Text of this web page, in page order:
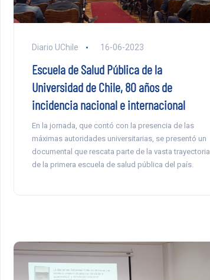
Diario UChile 16-06-2023
Escuela de Salud Pública de la
Universidad de Chile, 80 años de
incidencia nacional e internacional
En la jornada, que contó con la presencia de las
máximas autoridades universitarias, se presentó un
documental que rescata parte de la vasta trayectoria
de la primera escuela de salud pública del país.